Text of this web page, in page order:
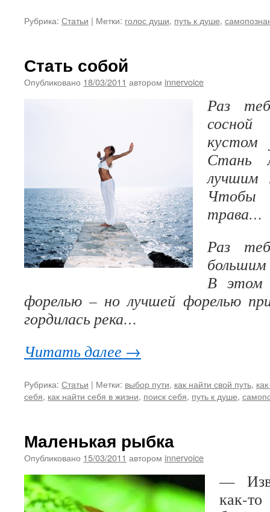
Рубрика: Статьи | Метки: голос души, путь к душе,
Стать собой
Опубликовано 18/03/2011 автором innervoice
Раз
кустом
Стань
лучшим
Чтобы
трава…
Раз
В этом
форелью – но лучшей форелью
гордилась река…
Читать далее →
Рубрика: Статьи | Метки: выбор пути, как найти свой путь,
себя, как найти себя в жизни, поиск себя, путь к душе,
Маленькая рыбка
Опубликовано 15/03/2011 автором innervoice
—
как-